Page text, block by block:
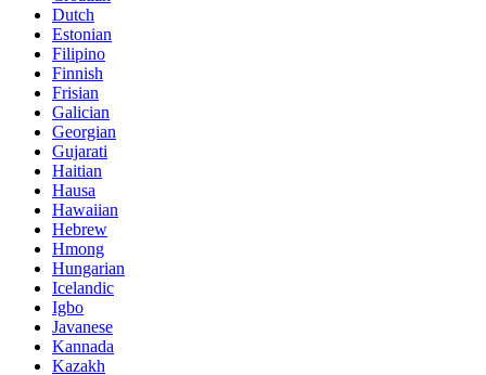
Dutch
Estonian
Filipino
Finnish
Frisian
Galician
Georgian
Gujarati
Haitian
Hausa
Hawaiian
Hebrew
Hmong
Hungarian
Icelandic
Igbo
Javanese
Kannada
Kazakh